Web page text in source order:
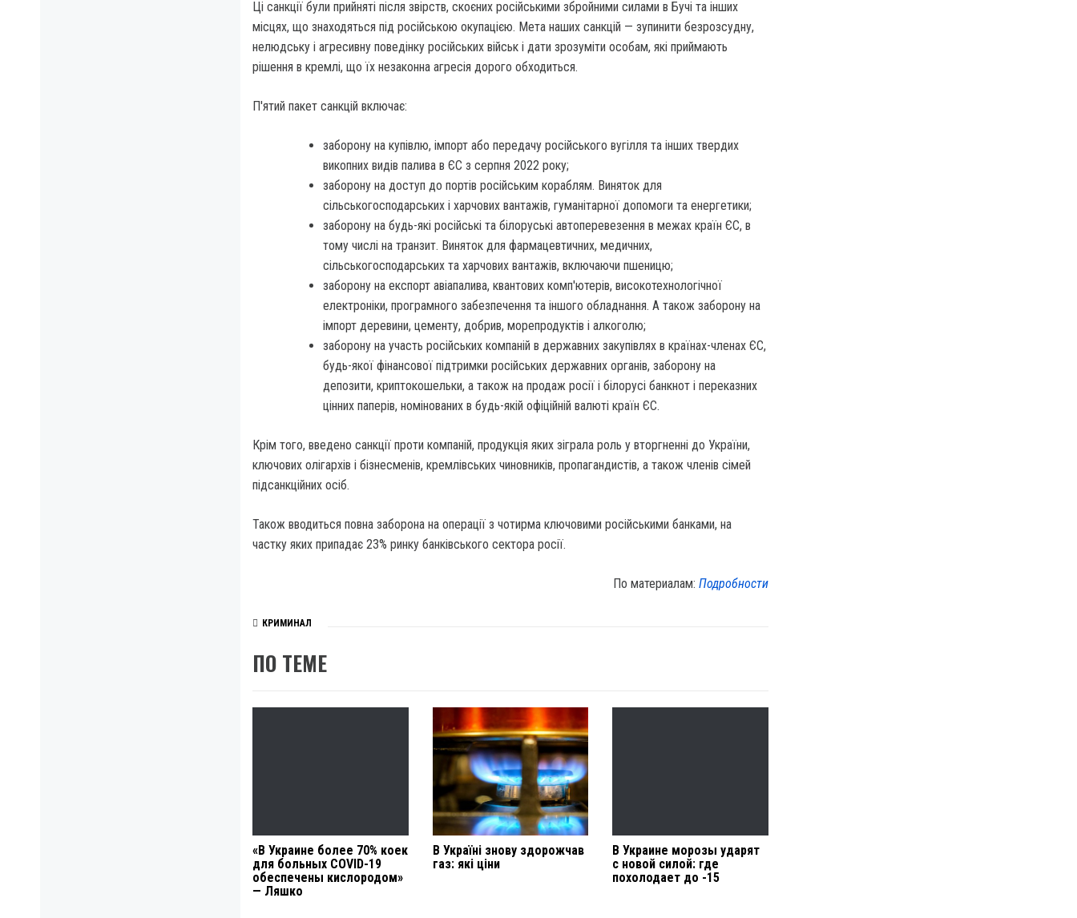
Ці санкції були прийняті після звірств, скоєних російськими збройними силами в Бучі та інших
місцях, що знаходяться під російською окупацією. Мета наших санкцій — зупинити безрозсудну,
нелюдську і агресивну поведінку російських військ і дати зрозуміти особам, які приймають
рішення в кремлі, що їх незаконна агресія дорого обходиться.
П'ятий пакет санкцій включає:
заборону на купівлю, імпорт або передачу російського вугілля та інших твердих
викопних видів палива в ЄС з серпня 2022 року;
заборону на доступ до портів російським кораблям. Виняток для
сільськогосподарських і харчових вантажів, гуманітарної допомоги та енергетики;
заборону на будь-які російські та білоруські автоперевезення в межах країн ЄС, в
тому числі на транзит. Виняток для фармацевтичних, медичних,
сільськогосподарських та харчових вантажів, включаючи пшеницю;
заборону на експорт авіапалива, квантових комп'ютерів, високотехнологічної
електроніки, програмного забезпечення та іншого обладнання. А також заборону на
імпорт деревини, цементу, добрив, морепродуктів і алкоголю;
заборону на участь російських компаній в державних закупівлях в країнах-членах ЄС,
будь-якої фінансової підтримки російських державних органів, заборону на
депозити, криптокошельки, а також на продаж росії і білорусі банкнот і переказних
цінних паперів, номінованих в будь-якій офіційній валюті країн ЄС.
Крім того, введено санкції проти компаній, продукція яких зіграла роль у вторгненні до України,
ключових олігархів і бізнесменів, кремлівських чиновників, пропагандистів, а також членів сімей
підсанкційних осіб.
Також вводиться повна заборона на операції з чотирма ключовими російськими банками, на
частку яких припадає 23% ринку банківського сектора росії.
По материалам:Подробности
КРИМИНАЛ
ПО ТЕМЕ
«В Украине более 70% коек
для больных COVID-19
обеспечены кислородом»
— Ляшко
В Україні знову здорожчав
газ: які ціни
В Украине морозы ударят
с новой силой: где
похолодает до -15